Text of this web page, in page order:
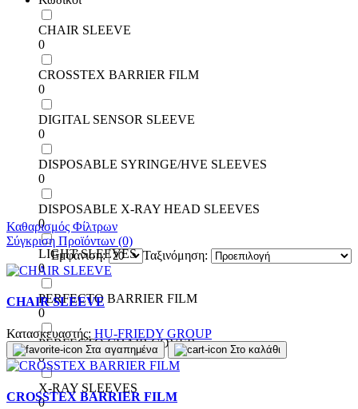
CHAIR SLEEVE
0
CROSSTEX BARRIER FILM
0
DIGITAL SENSOR SLEEVE
0
DISPOSABLE SYRINGE/HVE SLEEVES
0
DISPOSABLE X-RAY HEAD SLEEVES
0
LIGHT SLEEVES
0
PERFECTO BARRIER FILM
0
PERFECTO CHAIR COVER
0
X-RAY SLEEVES
0
Καθαρισμός Φίλτρων
Σύγκριση Προϊόντων (0)
Ταξινόμηση:
Εμφάνιση:
CHAIR SLEEVE
Κατασκευαστής: HU-FRIEDY GROUP
Στα αγαπημένα Στο καλάθι
CROSSTEX BARRIER FILM